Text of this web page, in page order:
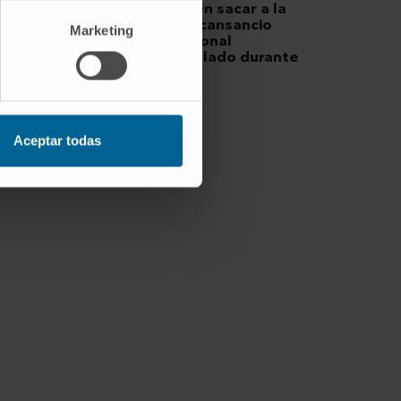
Marketing
Aceptar todas
pueden sacar a la
luz el cansancio
emocional
acumulado durante